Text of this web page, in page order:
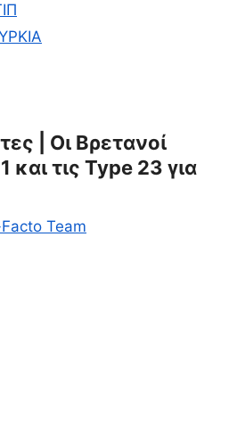
| Οι Βρετανοί
και τις Type 23 για
Team